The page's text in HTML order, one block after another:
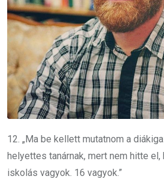
12. „Ma be kellett mutatnom a
helyettes tanárnak, mert nem hitte
iskolás vagyok. 16 vagyok.”